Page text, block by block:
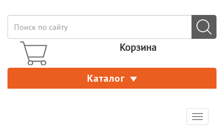
Корзина
Каталог
Toggle